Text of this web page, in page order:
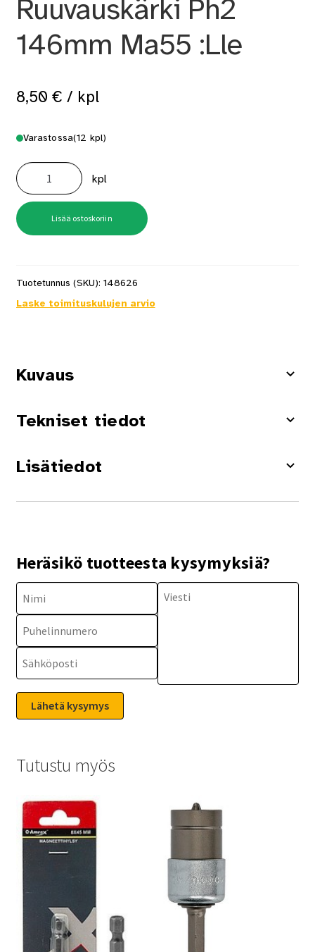
Ruuvauskärki Ph2
146mm Ma55 :Lle
8,50 € / kpl
Varastossa(12 kpl)
Ruuvauskärki
Ph2
146mm
Ma55
:Lle
määrä
kpl
Lisää ostoskoriin
Tuotetunnus (SKU): 148626
Laske toimituskulujen arvio
Kuvaus
Tekniset tiedot
Lisätiedot
Heräsikö tuotteesta kysymyksiä?
Tutustu myös